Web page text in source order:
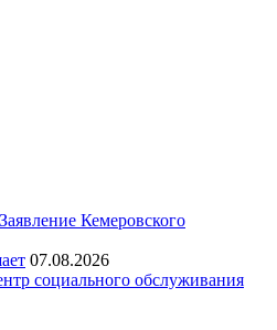
Заявление Кемеровского
07.08.2026
социального обслуживания